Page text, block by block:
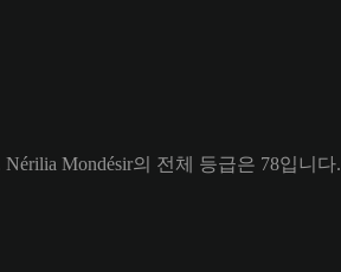
Mondésir의 전체 등급은 78입니다.